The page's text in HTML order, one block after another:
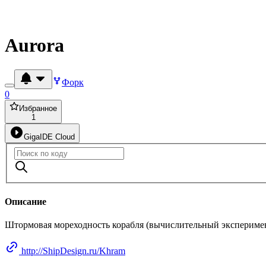
Aurora
Форк
0
Избранное
1
GigaIDE Cloud
Описание
Штормовая мореходность корабля (вычислительный
http://ShipDesign.ru/Khram